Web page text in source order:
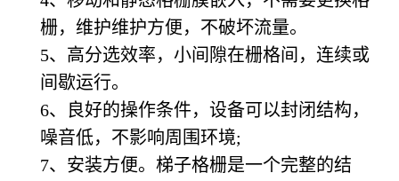
栅，维护维护方便，不破坏流量。
5、高分选效率，小间隙在栅格间，连续或
间歇运行。
6、良好的操作条件，设备可以封闭结构，
噪音低，不影响周围环境;
7、安装方便。梯子格栅是一个完整的结